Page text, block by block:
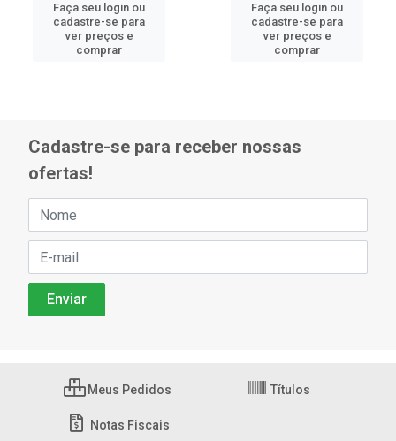
Faça seu login ou
cadastre-se para
ver preços e
comprar
Faça seu login ou
cadastre-se para
ver preços e
comprar
Cadastre-se para receber nossas
ofertas!
Meus Pedidos Títulos
Notas Fiscais